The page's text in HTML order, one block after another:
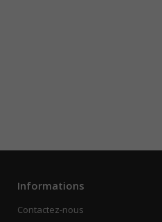
Informations
Contactez-nous